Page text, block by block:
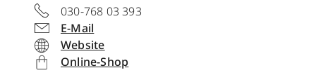
030-768 03 393
E-Mail
Website
Online-Shop